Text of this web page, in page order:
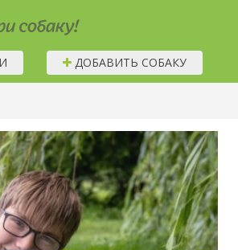
ДОБАВИТЬ СОБАКУ